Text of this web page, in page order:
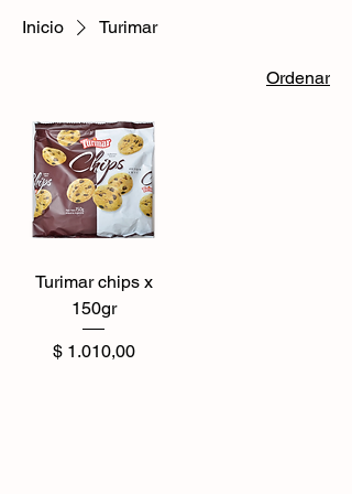
Inicio Turimar
Ordenar
Turimar chips x
150gr
Precio
$ 1.010,00